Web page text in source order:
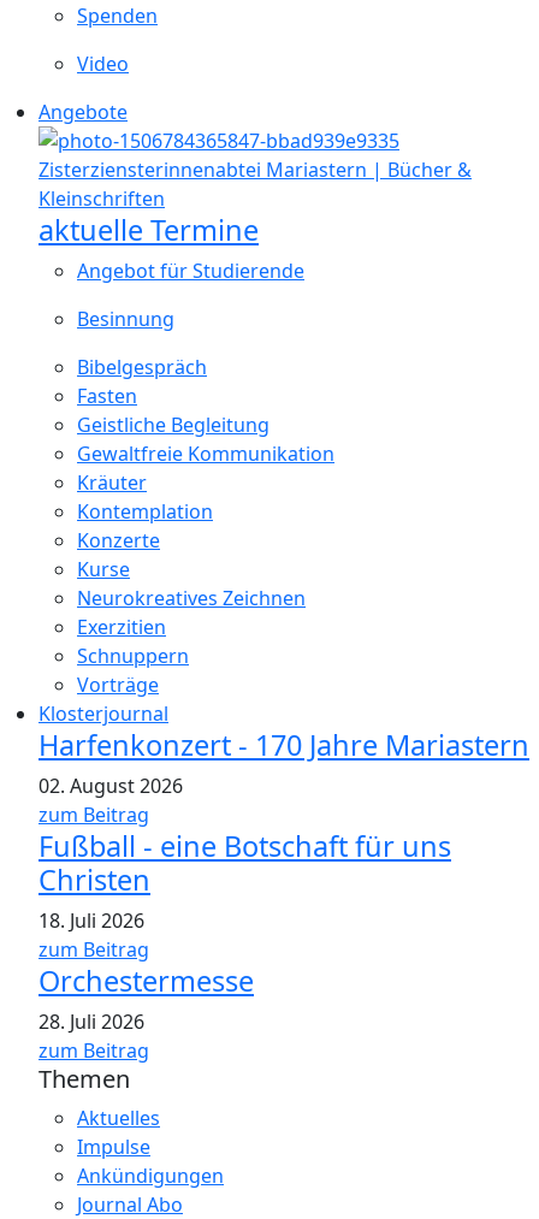
Spenden
Video
Angebote
aktuelle Termine
Angebot für Studierende
Besinnung
Bibelgespräch
Fasten
Geistliche Begleitung
Gewaltfreie Kommunikation
Kräuter
Kontemplation
Konzerte
Kurse
Neurokreatives Zeichnen
Exerzitien
Schnuppern
Vorträge
Klosterjournal
Harfenkonzert - 170 Jahre Mariastern
02. August 2026
zum Beitrag
Fußball - eine Botschaft für uns
Christen
18. Juli 2026
zum Beitrag
Orchestermesse
28. Juli 2026
zum Beitrag
Themen
Aktuelles
Impulse
Ankündigungen
Journal Abo